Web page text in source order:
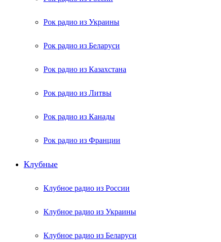
Рок радио из Украины
Рок радио из Беларуси
Рок радио из Казахстана
Рок радио из Литвы
Рок радио из Канады
Рок радио из Франции
Клубные
Клубное радио из России
Клубное радио из Украины
Клубное радио из Беларуси